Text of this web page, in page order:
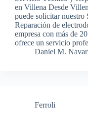
en Villena Desde
puede solicitar
Reparación de
empresa con más de
ofrece un servicio
Daniel M.
Ferroli